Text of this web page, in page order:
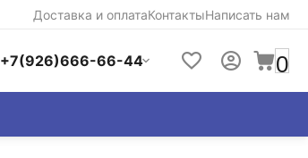
Доставка и оплатаКонтактыНаписать нам
+7(926)666-66-44 0